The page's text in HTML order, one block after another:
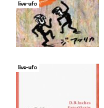
live-ufo
live-ufo